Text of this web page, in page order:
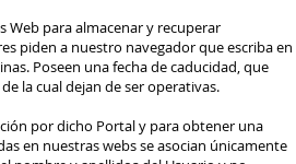
Web para almacenar y recuperar
piden a nuestro navegador que escriba en
Poseen una fecha de caducidad, que
la cual dejan de ser operativas.
por dicho Portal y para obtener una
en nuestras webs se asocian únicamente